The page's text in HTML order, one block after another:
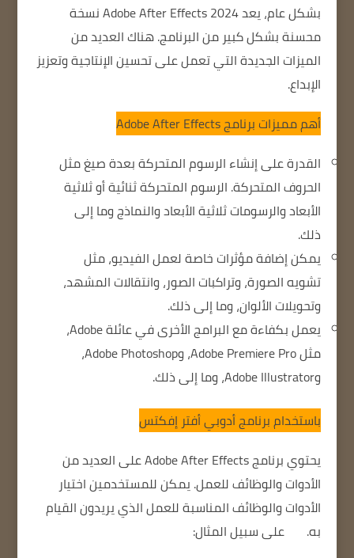
بشكل عام، يعد Adobe After Effects 2024 نسخة
محسنة بشكل كبير من البرنامج.هناك العديد من
الميزات الجديدة التي تعمل على تحسين الإنتاجية وتعزيز
الإبداع.
أهم مميزات برنامج Adobe After Effects
القدرة على إنشاء الرسوم المتحركة بعدة صيغ مثل
الحروف المتحركة. الرسوم المتحركة ثنائية أو ثلاثية
الأبعاد والرسومات ثلاثية الأبعاد والنماذج وما إلى
ذلك.
يمكن إضافة مؤثرات خاصة لعمل الفيديو، مثل
تشويه الصورة، وتراكبات الصور، وانتقالات المشهد،
وتحويلات الألوان، وما إلى ذلك.
يعمل بكفاءة مع البرامج الأخرى في عائلة Adobe،
مثل Adobe Premiere Pro، وAdobe Photoshop،
وAdobe Illustrator، وما إلى ذلك.
باستخدام برنامج أدوبي أفتر إفكتس
يحتوي برنامج Adobe After Effects على العديد من
الأدوات والوظائف للعمل.يمكن للمستخدمين اختيار
الأدوات والوظائف المناسبة للعمل الذي يريدون القيام
به.
على سبيل المثال: